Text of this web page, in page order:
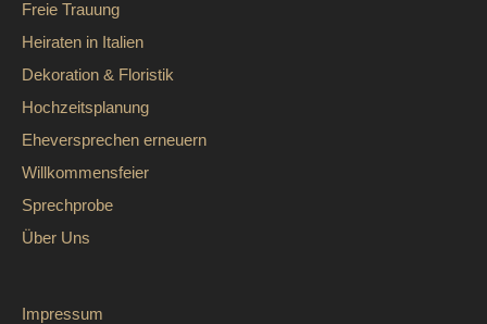
Freie Trauung
Heiraten in Italien
Dekoration & Floristik
Hochzeitsplanung
Eheversprechen erneuern
Willkommensfeier
Sprechprobe
Über Uns
Impressum